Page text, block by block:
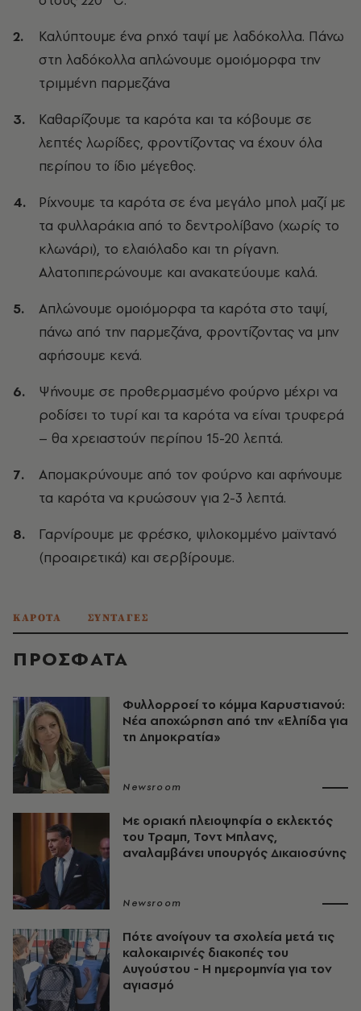
Καλύπτουμε ένα ρηχό ταψί με λαδόκολλα. Πάνω
στη λαδόκολλα απλώνουμε ομοιόμορφα την
τριμμένη παρμεζάνα
Καθαρίζουμε τα καρότα και τα κόβουμε σε
λεπτές λωρίδες, φροντίζοντας να έχουν όλα
περίπου το ίδιο μέγεθος.
Ρίχνουμε τα καρότα σε ένα μεγάλο μπολ μαζί με
τα φυλλαράκια από το δεντρολίβανο (χωρίς το
κλωνάρι), το ελαιόλαδο και τη ρίγανη.
Αλατοπιπερώνουμε και ανακατεύουμε καλά.
Απλώνουμε ομοιόμορφα τα καρότα στο ταψί,
πάνω από την παρμεζάνα, φροντίζοντας να μην
αφήσουμε κενά.
Ψήνουμε σε προθερμασμένο φούρνο μέχρι να
ροδίσει το τυρί και τα καρότα να είναι τρυφερά
– θα χρειαστούν περίπου 15-20 λεπτά.
Απομακρύνουμε από τον φούρνο και αφήνουμε
τα καρότα να κρυώσουν για 2-3 λεπτά.
Γαρνίρουμε με φρέσκο, ψιλοκομμένο μαϊντανό
(προαιρετικά) και σερβίρουμε.
ΚΑΡΟΤΑ ΣΥΝΤΑΓΕΣ
ΠΡΟΣΦΑΤΑ
Φυλλορροεί το κόμμα Καρυστιανού:
Νέα αποχώρηση από την «Ελπίδα για
τη Δημοκρατία»
Newsroom
Με οριακή πλειοψηφία ο εκλεκτός
του Τραμπ, Τοντ Μπλανς,
αναλαμβάνει υπουργός Δικαιοσύνης
Newsroom
Πότε ανοίγουν τα σχολεία μετά τις
καλοκαιρινές διακοπές του
Αυγούστου - Η ημερομηνία για τον
αγιασμό